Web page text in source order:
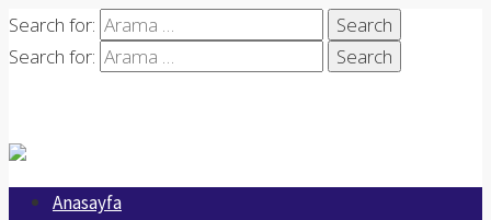
Search for:
Search for:
Anasayfa